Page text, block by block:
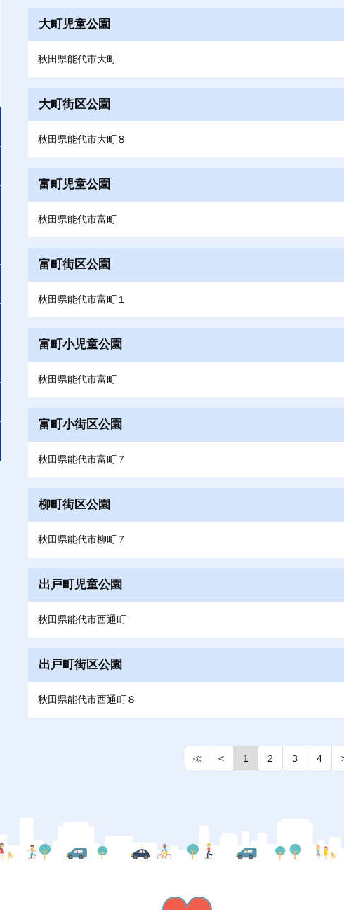
大町児童公園
秋田県能代市大町
大町街区公園
秋田県能代市大町８
富町児童公園
秋田県能代市富町
富町街区公園
秋田県能代市富町１
富町小児童公園
秋田県能代市富町
富町小街区公園
秋田県能代市富町７
柳町街区公園
秋田県能代市柳町７
出戸町児童公園
秋田県能代市西通町
出戸町街区公園
秋田県能代市西通町８
≪ < 1 2 3 4